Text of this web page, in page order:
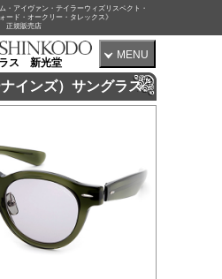
・アイヴァン・テイラーウィズリスペクト・
ード・オークリー・タレックス》
正規販売店
ス 新光堂
MENU
インズ）サングラス